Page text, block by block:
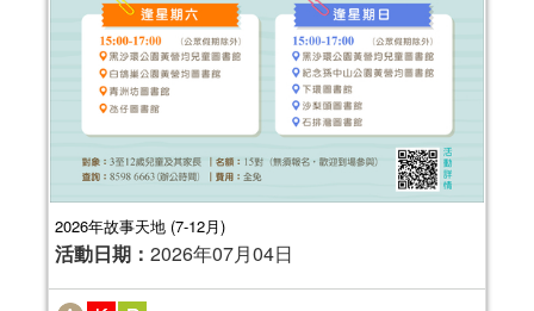
2026年故事天地 (7-12月)
活動日期： 2026年07月04日